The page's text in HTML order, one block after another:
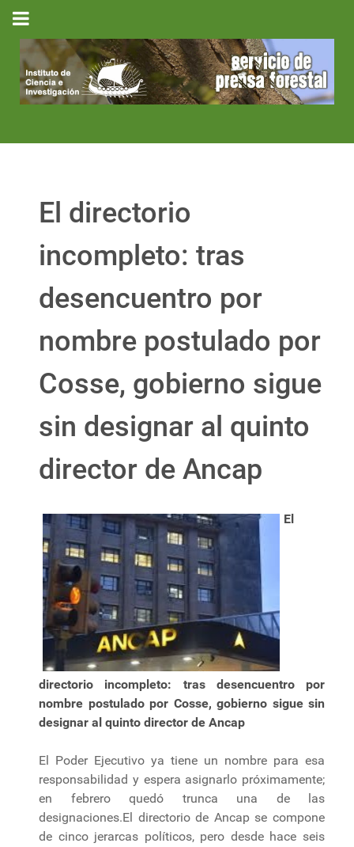
El directorio
incompleto: tras
desencuentro por
nombre postulado por
Cosse, gobierno sigue
sin designar al quinto
director de Ancap
El
directorio incompleto: tras desencuentro por
nombre postulado por Cosse, gobierno sigue sin
designar al quinto director de Ancap
El Poder Ejecutivo ya tiene un nombre para esa
responsabilidad y espera asignarlo próximamente;
en febrero quedó trunca una de las
designaciones.El directorio de Ancap se compone
de cinco jerarcas políticos, pero desde hace seis